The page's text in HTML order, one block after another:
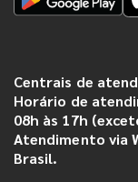
Centrais de
Horário de
08h às 17h
Atendimento via
Brasil.